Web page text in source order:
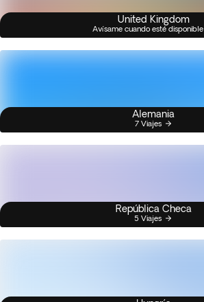
United Kingdom
Avísame cuando esté disponible
Alemania
7 Viajes
República Checa
5 Viajes